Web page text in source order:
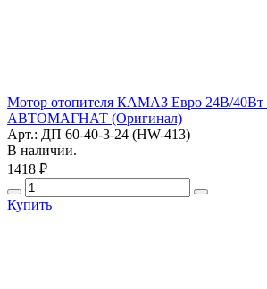
Мотор отопителя КАМАЗ Евро 24В/40Вт
АВТОМАГНАТ (Оригинал)
Арт.: ДП 60-40-3-24 (HW-413)
В наличии.
1418 ₽
Купить